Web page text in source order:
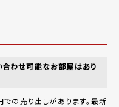
わせ可能なお部屋はあり
の売り出しがあります。最新